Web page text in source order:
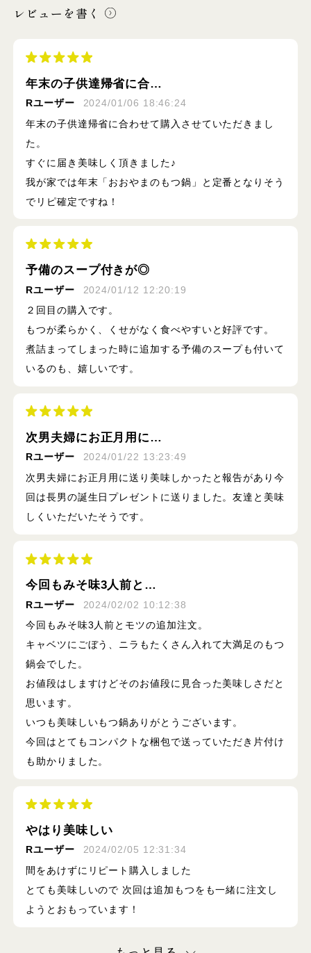
レビューを書く
年末の子供達帰省に合…
Rユーザー
2024/01/06 18:46:24
年末の子供達帰省に合わせて購入させていただきまし
た。
すぐに届き美味しく頂きました♪
我が家では年末「おおやまのもつ鍋」と定番となりそう
でリピ確定ですね！
予備のスープ付きが◎
Rユーザー
2024/01/12 12:20:19
２回目の購入です。
もつが柔らかく、くせがなく食べやすいと好評です。
煮詰まってしまった時に追加する予備のスープも付いて
いるのも、嬉しいです。
次男夫婦にお正月用に…
Rユーザー
2024/01/22 13:23:49
次男夫婦にお正月用に送り美味しかったと報告があり今
回は長男の誕生日プレゼントに送りました。友達と美味
しくいただいたそうです。
今回もみそ味3人前と…
Rユーザー
2024/02/02 10:12:38
今回もみそ味3人前とモツの追加注文。
キャベツにごぼう、ニラもたくさん入れて大満足のもつ
鍋会でした。
お値段はしますけどそのお値段に見合った美味しさだと
思います。
いつも美味しいもつ鍋ありがとうございます。
今回はとてもコンパクトな梱包で送っていただき片付け
も助かりました。
やはり美味しい
Rユーザー
2024/02/05 12:31:34
間をあけずにリピート購入しました
とても美味しいので 次回は追加もつをも一緒に注文し
ようとおもっています！